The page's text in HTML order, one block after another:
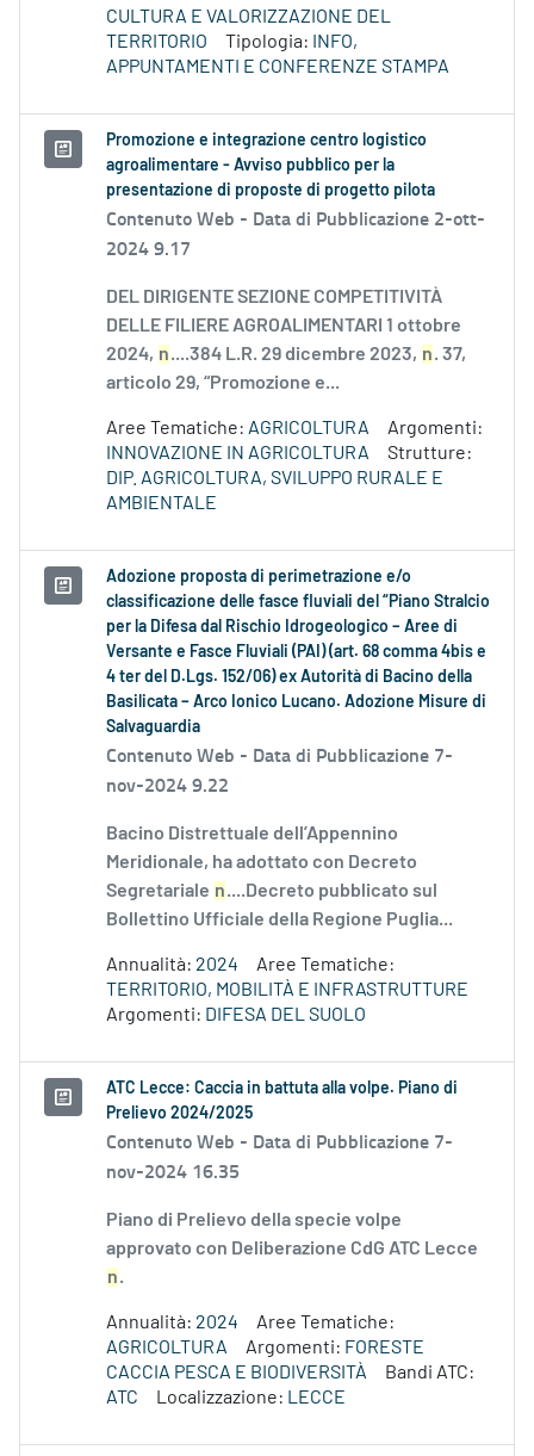
CULTURA E VALORIZZAZIONE DEL
TERRITORIO
Tipologia:
INFO,
APPUNTAMENTI E CONFERENZE STAMPA
Promozione e integrazione centro logistico
agroalimentare - Avviso pubblico per la
presentazione di proposte di progetto pilota
Contenuto Web - Data di Pubblicazione 2-ott-
2024 9.17
DEL DIRIGENTE SEZIONE COMPETITIVITÀ
DELLE FILIERE AGROALIMENTARI 1 ottobre
2024, n....384 L.R. 29 dicembre 2023, n. 37,
articolo 29, “Promozione e...
Aree Tematiche: AGRICOLTURA
Argomenti:
INNOVAZIONE IN AGRICOLTURA
Strutture:
DIP. AGRICOLTURA, SVILUPPO RURALE E
AMBIENTALE
Adozione proposta di perimetrazione e/o
classificazione delle fasce fluviali del “Piano Stralcio
per la Difesa dal Rischio Idrogeologico – Aree di
Versante e Fasce Fluviali (PAI) (art. 68 comma 4bis e
4 ter del D.Lgs. 152/06) ex Autorità di Bacino della
Basilicata – Arco Ionico Lucano. Adozione Misure di
Salvaguardia
Contenuto Web - Data di Pubblicazione 7-
nov-2024 9.22
Bacino Distrettuale dell’Appennino
Meridionale, ha adottato con Decreto
Segretariale n....Decreto pubblicato sul
Bollettino Ufficiale della Regione Puglia...
Annualità: 2024
Aree Tematiche:
TERRITORIO, MOBILITÀ E INFRASTRUTTURE
Argomenti: DIFESA DEL SUOLO
ATC Lecce: Caccia in battuta alla volpe. Piano di
Prelievo 2024/2025
Contenuto Web - Data di Pubblicazione 7-
nov-2024 16.35
Piano di Prelievo della specie volpe
approvato con Deliberazione CdG ATC Lecce
n.
Annualità: 2024
Aree Tematiche:
AGRICOLTURA
Argomenti: FORESTE
CACCIA PESCA E BIODIVERSITÀ
Bandi ATC:
ATC
Localizzazione: LECCE